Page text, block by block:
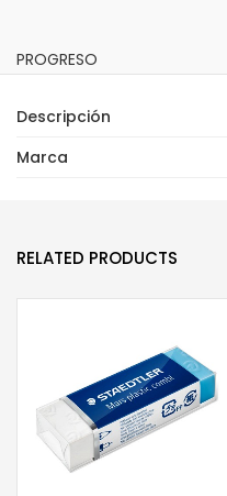
PROGRESO
Descripción
Marca
RELATED PRODUCTS